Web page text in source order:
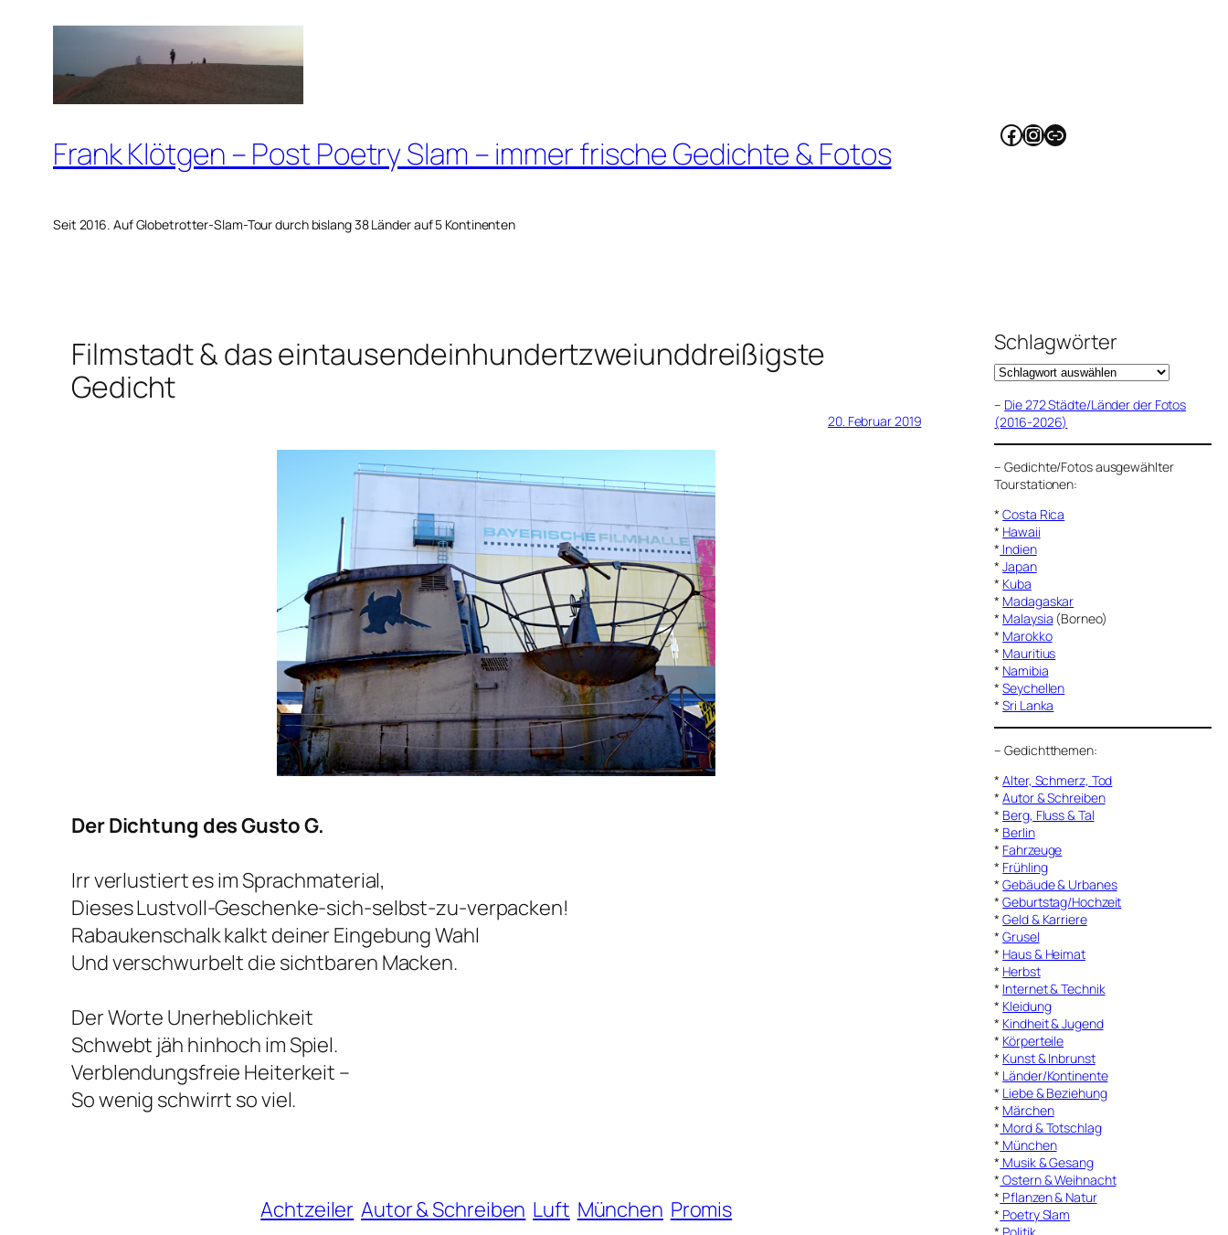
springen
Frank Klötgen – Post Poetry Slam – immer frische Gedichte & Fotos
Seit 2016. Auf Globetrotter-Slam-Tour durch bislang 38 Länder auf 5 Kontinenten
Facebook
Instagram
Link
Filmstadt & das eintausendeinhundertzweiunddreißigste
Gedicht
20. Februar 2019
Der Dichtung des Gusto G.
Irr verlustiert es im Sprachmaterial,
Dieses Lustvoll-Geschenke-sich-selbst-zu-verpacken!
Rabaukenschalk kalkt deiner Eingebung Wahl
Und verschwurbelt die sichtbaren Macken.
Der Worte Unerheblichkeit
Schwebt jäh hinhoch im Spiel.
Verblendungsfreie Heiterkeit –
So wenig schwirrt so viel.
Achtzeiler Autor & Schreiben Luft München Promis
Schlagwörter
– Die 272 Städte/Länder der Fotos
(2016-2026)
–Gedichte/Fotos ausgewählter
Tourstationen:
*Costa Rica
* Hawaii
* Indien
*Japan
* Kuba
* Madagaskar
* Malaysia (Borneo)
* Marokko
* Mauritius
* Namibia
*Seychellen
*Sri Lanka
–Gedichtthemen:
*Alter, Schmerz, Tod
*Autor & Schreiben
* Berg, Fluss & Tal
* Berlin
* Fahrzeuge
* Frühling
*Gebäude & Urbanes
*Geburtstag/Hochzeit
*Geld & Karriere
*Grusel
* Haus & Heimat
* Herbst
* Internet & Technik
* Kleidung
* Kindheit & Jugend
* Körperteile
* Kunst & Inbrunst
* Länder/Kontinente
* Liebe & Beziehung
* Märchen
* Mord & Totschlag
* München
* Musik & Gesang
* Ostern & Weihnacht
* Pflanzen & Natur
* Poetry Slam